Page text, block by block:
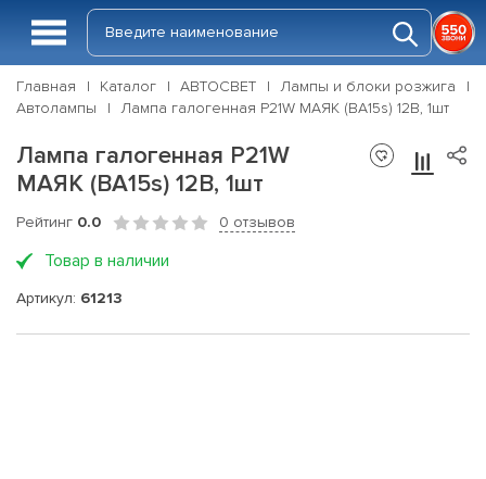
Главная Каталог АВТОСВЕТ
Лампы и блоки розжига
Автолампы
Лампа галогенная P21W МАЯК (BA15s) 12В, 1шт
Лампа галогенная P21W
МАЯК (BA15s) 12В, 1шт
Рейтинг 0.0 0 отзывов
Товар в наличии
Артикул: 61213